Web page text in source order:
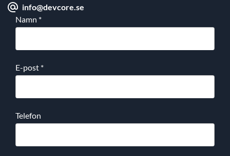
info@devcore.se
Namn *
E-post *
Telefon